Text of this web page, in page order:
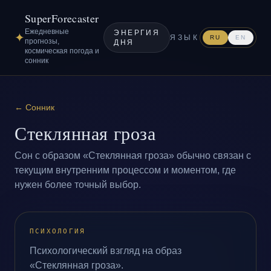
✦
SuperForecaster
Ежедневные
прогнозы,
космическая погода и
сонник
ЭНЕРГИЯ
ДНЯ
ЯЗЫК RU EN
← Сонник
Стеклянная гроза
Сон с образом «Стеклянная гроза» обычно связан с
текущим внутренним процессом и моментом, где
нужен более точный выбор.
ПСИХОЛОГИЯ
Психологический взгляд на образ
«Стеклянная гроза».